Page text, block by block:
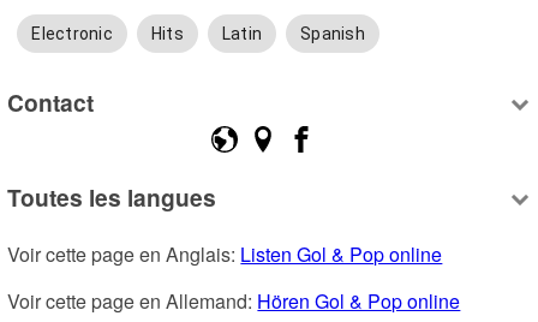
Electronic Hits Latin Spanish
Contact
Toutes les langues
Voir cette page en Anglais: Listen Gol & Pop online
Voir cette page en Allemand: Hören Gol & Pop online